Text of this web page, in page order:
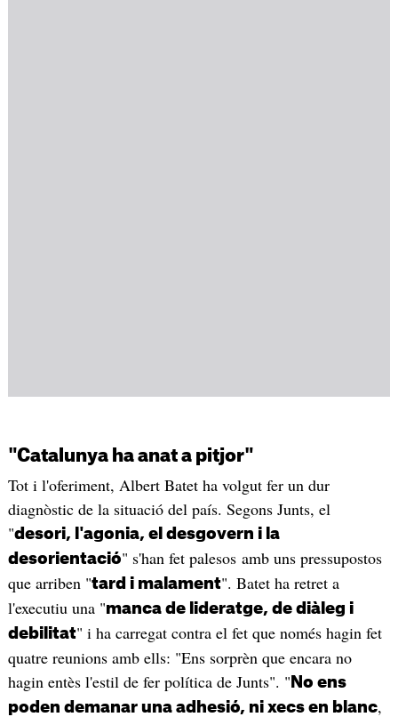
"Catalunya ha anat a pitjor"
Tot i l'oferiment, Albert Batet ha volgut fer un dur
diagnòstic de la situació del país. Segons Junts, el
"desori, l'agonia, el desgovern i la
desorientació" s'han fet palesos amb uns pressupostos
que arriben "tard i malament". Batet ha retret a
l'executiu una "manca de lideratge, de diàleg i
debilitat" i ha carregat contra el fet que només hagin fet
quatre reunions amb ells: "Ens sorprèn que encara no
hagin entès l'estil de fer política de Junts". " No ens
poden demanar una adhesió, ni xecs en blanc,